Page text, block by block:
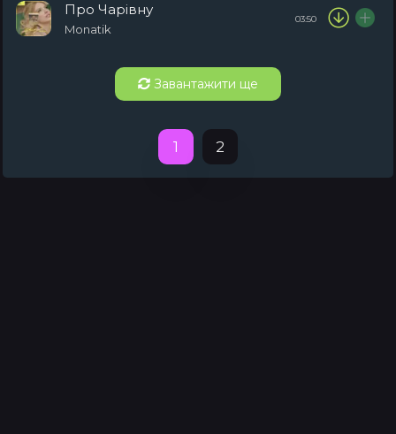
Про Чарівну
Monatik
03:50
Завантажити ще
1 2